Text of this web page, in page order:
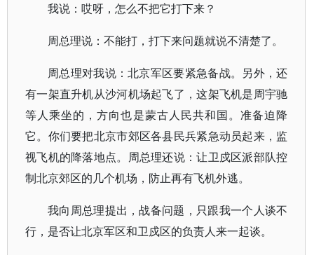
我说：哎呀，怎么不把它打下来？
周总理说：不能打，打下来问题就说不清楚了。
周总理对我说：北京军区要紧急备战。另外，还
有一架直升机从沙河机场起飞了，这架飞机是周宇驰
等人乘坐的，方向也是蒙古人民共和国。准备迫降
它。你们要把北京市郊区各县民兵紧急动员起来，监
视飞机的降落地点。周总理还说：让卫戍区派部队控
制北京郊区的几个机场，防止再有飞机外逃。
我向周总理提出，战备问题，只跟我一个人谈不
行，是否让北京军区和卫戍区的负责人来一起谈。